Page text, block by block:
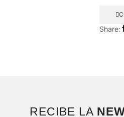
Share:
RECIBE LA